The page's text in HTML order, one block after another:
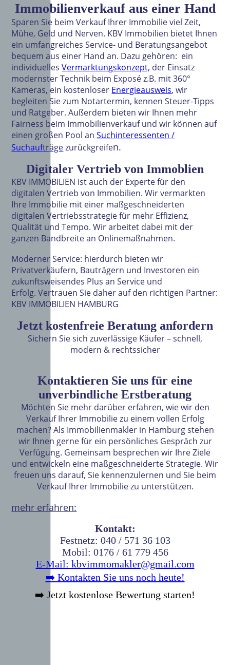
Immobilienverkauf aus einer Hand
Sparen Sie beim Verkauf Ihrer Immobilie viel Zeit,
Mühe, Geld und Nerven. KBV Immobilien bietet Ihnen
ein umfangreiches Service- und Beratungsangebot
bequem aus einer Hand an. Dazu gehören: ein
individuellesVermarktungskonzept, der Einsatz
modernster Technik beim Exposé z.B. mit 360°
Kameras, ein kostenloser Energieausweis, wir
begleiten Sie zum Notartermin, kennen Steuer-Tipps
und Ratgeber. Außerdem bieten wir Ihnen mehr
Fairness beim Immobilienverkauf und wir können auf
einen großen Pool anSuchinteressenten /
Suchaufträgezurückgreifen.
Digitaler Vertrieb von Immoblien
KBV IMMOBILIEN ist auch der Experte für den
digitalen Vertrieb von Immobilien. Wir vermarkten
Ihre Immobilie mit einer maßgeschneiderten
digitalen Vertriebsstrategie für mehr Effizienz,
Qualität und Tempo. Wir arbeitet dabei mit der
ganzen Bandbreite an Onlinemaßnahmen.
Moderner Service: hierdurch bieten wir
Privatverkäufern, Bauträgern und Investoren ein
zukunftsweisendes Plus an Service und
Erfolg. Vertrauen Sie daher auf den richtigen Partner:
KBV IMMOBILIEN HAMBURG
Jetzt kostenfreie Beratung anfordern
Sichern Sie sich zuverlässige Käufer – schnell,
modern & rechtssicher
Kontaktieren Sie uns für eine
unverbindliche Erstberatung
Möchten Sie mehr darüber erfahren, wie wir den
Verkauf Ihrer Immobilie zu einem vollen Erfolg
machen? Als Immobilienmakler in Hamburg stehen
wir Ihnen gerne für ein persönliches Gespräch zur
Verfügung. Gemeinsam besprechen wir Ihre Ziele
und entwickeln eine maßgeschneiderte Strategie. Wir
freuen uns darauf, Sie kennenzulernen und Sie beim
Verkauf Ihrer Immobilie zu unterstützen.
mehr erfahren:
Kontakt:
Festnetz: 040 / 571 36 103
Mobil: 0176 / 61 779 456
E-Mail: kbvimmomakler@gmail.com
➡️ Kontakten Sie uns noch heute!
➡️ Jetzt kostenlose Bewertung starten!